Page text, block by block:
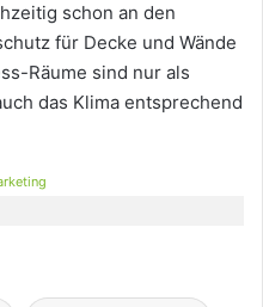
schon an den
für Decke und Wände
Räume sind nur als
das Klima entsprechend